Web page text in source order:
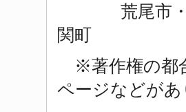
荒尾市・玉
関町
※著作権の都
ページなどが